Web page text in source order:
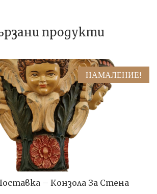
продукти
НАМАЛЕНИЕ!
– Конзола За Стена